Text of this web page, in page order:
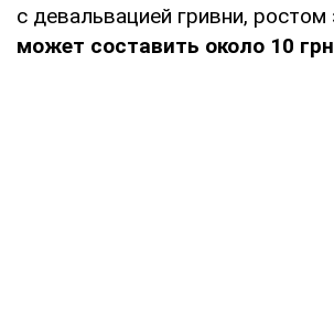
с девальвацией гривни, ростом
может составить около 10